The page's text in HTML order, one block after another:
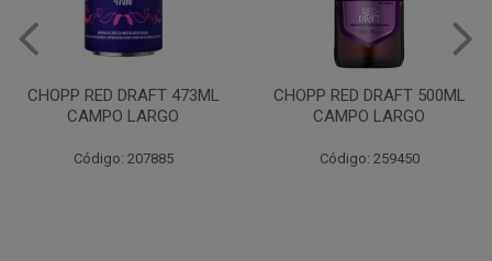
CHOPP RED DRAFT 500ML
CAMPO LARGO
Código: 259450
VINHO JURUPINGA DINALLE
975ML BCO